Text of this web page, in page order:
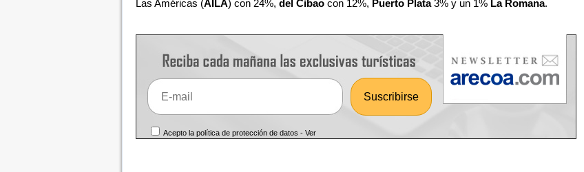
Las Américas (AILA) con 24%, del Cibaocon 12%, Puerto Plata3% y un 1% La Romana.
Acepto la política de protección de datos -Ver